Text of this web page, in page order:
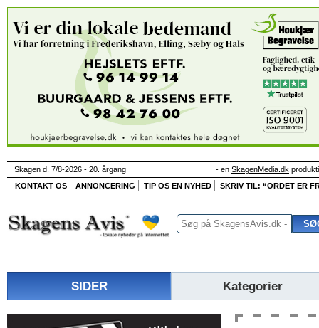
Skagen d. 7/8-2026 - 20. årgang - en SkagenMedia.dk
KONTAKT OS
ANNONCERING TIP OS EN NYHED SKRIV TIL: “ORDET ER
SIDER Kategorier